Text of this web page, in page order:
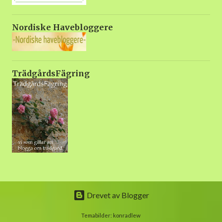
Nordiske Havebloggere
TrädgårdsFägring
Drevet av Blogger
Temabilder: konradlew